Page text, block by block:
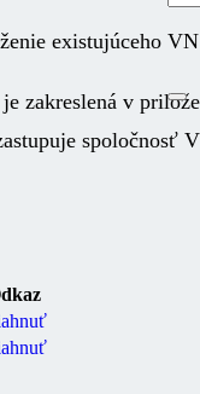
existujúceho
je zakreslená v
spoločnosť